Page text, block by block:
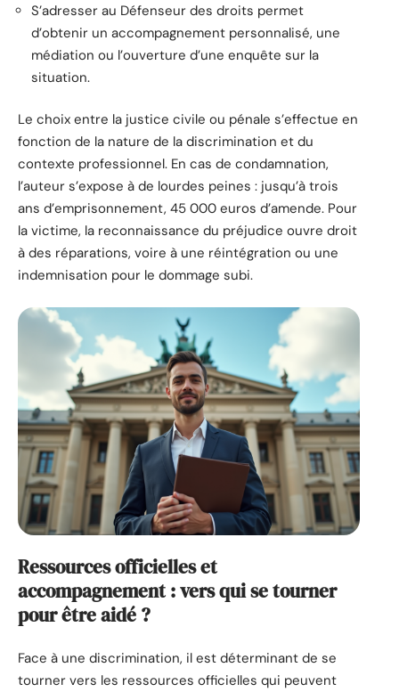
S’adresser au Défenseur des droits permet
d’obtenir un accompagnement personnalisé, une
médiation ou l’ouverture d’une enquête sur la
situation.
Le choix entre la justice civile ou pénale s’effectue en
fonction de la nature de la discrimination et du
contexte professionnel. En cas de condamnation,
l’auteur s’expose à de lourdes peines : jusqu’à trois
ans d’emprisonnement, 45 000 euros d’amende. Pour
la victime, la reconnaissance du préjudice ouvre droit
à des réparations, voire à une réintégration ou une
indemnisation pour le dommage subi.
Ressources officielles et
accompagnement : vers qui se tourner
pour être aidé ?
Face à une discrimination, il est déterminant de se
tourner vers les ressources officielles qui peuvent